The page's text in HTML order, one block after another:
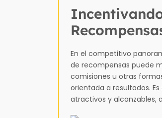
En el competitivo
de recompensas puede
comisiones u otras
orientada a resultados.
atractivos y alcanzables,